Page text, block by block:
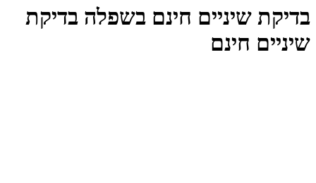
בדיקת שיניים חינם בשפלה בדיקת
שיניים חינם